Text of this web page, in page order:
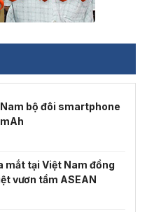
bộ đôi smartphone
mắt tại Việt Nam đồng
vươn tầm ASEAN